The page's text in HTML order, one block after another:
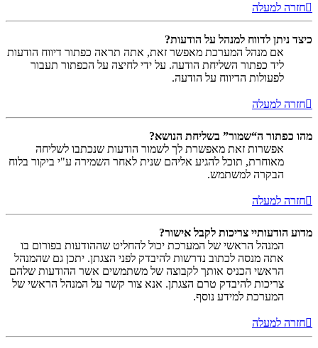
חזרה למעלה
כיצד ניתן לדווח למנהל על הודעות?
אם מנהל המערכת מאפשר זאת, אתה תראה כפתור דיווח הודעות
ליד כפתור השליחת הודעה. על ידי לחיצה על הכפתור תעבור
לפעולות הדיווח על הודעה.
חזרה למעלה
מהו כפתור ה“שמור” בשליחת הנושא?
אפשרות זאת מאפשרת לך לשמור הודעות שנכתבו לשליחה
מאוחרת, תוכל להגיע אליהם שנית לאחר השמירה ע"י ביקור בלוח
הבקרה למשתמש.
חזרה למעלה
מדוע הודעותיי צריכות לקבל אישור?
המנהל הראשי של המערכת יכול להחליט שההודעות בפורום בו
אתה מנסה לכתוב נדרשות להיבדק לפני הצגתן. יתכן גם שהמנהל
הראשי הכניס אותך לקבוצה של משתמשים אשר ההודעות שלהם
צריכות להיבדק טרם הצגתן. אנא צור קשר על המנהל הראשי של
המערכת למידע נוסף.
חזרה למעלה